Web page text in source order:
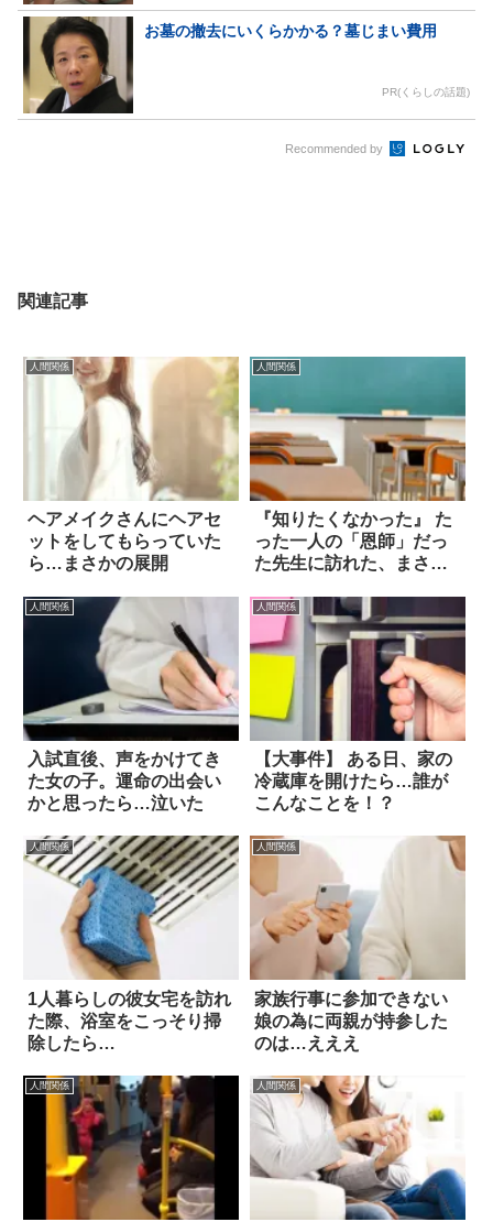
お墓の撤去にいくらかかる？墓じまい費用
PR(くらしの話題)
Recommended by
関連記事
人間関係
ヘアメイクさんにヘアセ
ットをしてもらっていた
ら…まさかの展開
人間関係
『知りたくなかった』 た
った一人の「恩師」だっ
た先生に訪れた、まさか
人間関係
入試直後、声をかけてき
た女の子。運命の出会い
かと思ったら…泣いた
人間関係
【大事件】 ある日、家の
冷蔵庫を開けたら…誰が
こんなことを！？
人間関係
1人暮らしの彼女宅を訪れ
た際、浴室をこっそり掃
除したら…
人間関係
家族行事に参加できない
娘の為に両親が持参した
のは…えええ
人間関係 人間関係